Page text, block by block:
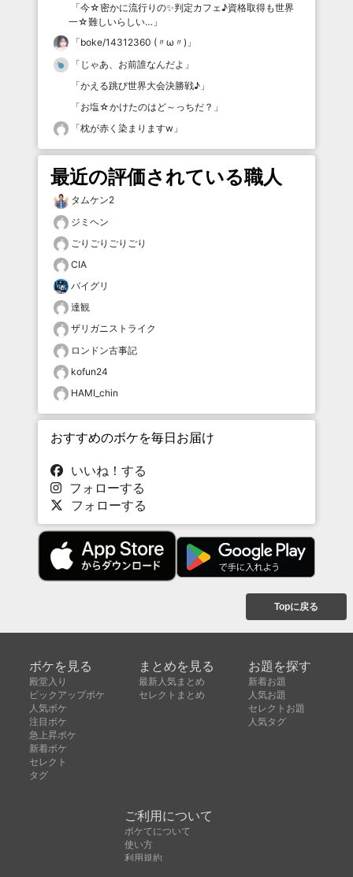
「今☆密かに流行りの✨判定カフェ♪資格取得も世界
一☆難しいらしい… 」
「boke/14312360 (〃ω〃) 」
「 じゃあ、お前誰なんだよ 」
「かえる跳び世界大会決勝戦♪ 」
「お塩☆かけたのはど～っちだ？ 」
「枕が赤く染まりますw 」
最近の評価されている職人
タムケン2
ジミヘン
ごりごりごりごり
CIA
バイグリ
達観
ザリガニストライク
ロンドン古事記
kofun24
HAMI_chin
おすすめのボケを毎日お届け
いいね！する
フォローする
フォローする
Topに戻る
ボケを見る
殿堂入り
ピックアップボケ
人気ボケ
注目ボケ
急上昇ボケ
新着ボケ
セレクト
タグ
まとめを見る
最新人気まとめ
セレクトまとめ
お題を探す
新着お題
人気お題
セレクトお題
人気タグ
ご利用について
ボケてについて
使い方
利用規約